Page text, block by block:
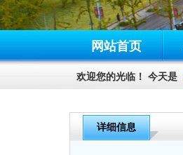
网站首页
欢迎您的光临！ 今天是
详细信息